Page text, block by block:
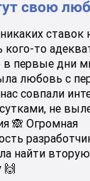
свою
ставок
кого-то
в первые дни
любовь с
нас совпали
не
🙈 Огромная
найти вторую
🙌